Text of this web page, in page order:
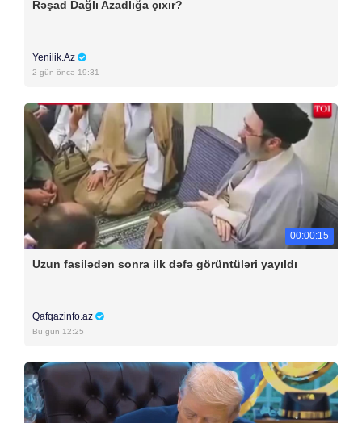
Rəşad Dağlı Azadlığa çıxır?
Yenilik.Az
2 gün öncə 19:31
00:00:15
Uzun fasilədən sonra ilk dəfə görüntüləri yayıldı
Qafqazinfo.az
Bu gün 12:25